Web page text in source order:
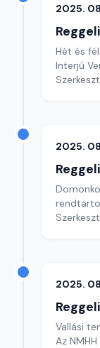
2025.
Hét és
Interjú
2025.
2025.
Vallási
Az